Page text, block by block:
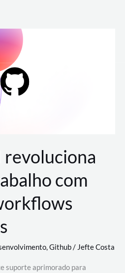
com
,Github/ Jefte Costa
suporte aprimorado para